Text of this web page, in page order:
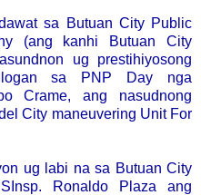
sa Butuan City Public
(ang kanhi Butuan City
ug prestihiyosong
sa PNP Day nga
Crame, ang nasudnong
City maneuvering Unit For
ug labi na sa Butuan City
Ronaldo Plaza ang